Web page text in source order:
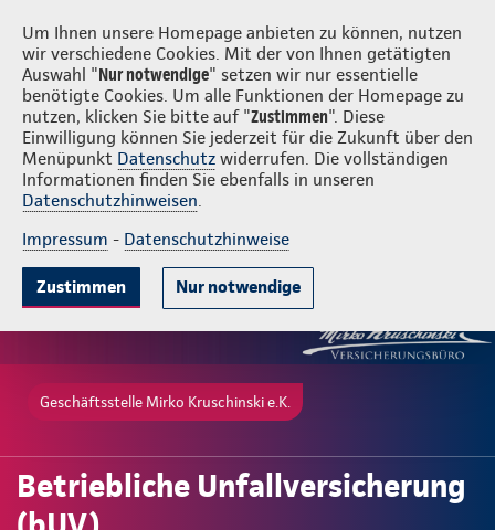
Um Ihnen unsere Homepage anbieten zu können, nutzen
wir verschiedene Cookies. Mit der von Ihnen getätigten
Auswahl "Nur notwendige" setzen wir nur essentielle
benötigte Cookies. Um alle Funktionen der Homepage zu
nutzen, klicken Sie bitte auf "Zustimmen". Diese
Einwilligung können Sie jederzeit für die Zukunft über den
Menüpunkt Datenschutz widerrufen. Die vollständigen
Informationen finden Sie ebenfalls in unseren
Datenschutzhinweisen.
Impressum - Datenschutzhinweise
Zustimmen Nur notwendige
Mirko Kruschinski e.K. Login
Gute Gründe Tarife & Leistungen Wissenswertes Beratung &
Geschäftsstelle Mirko Kruschinski e.K.
Betriebliche Unfallversicherung